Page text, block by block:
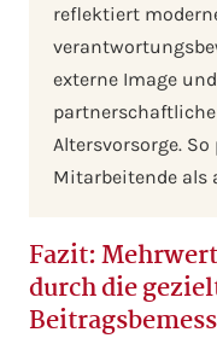
reflektiert
externe Image
Altersvorsorge.
Mitarbeitende als
Fazit:
durch die